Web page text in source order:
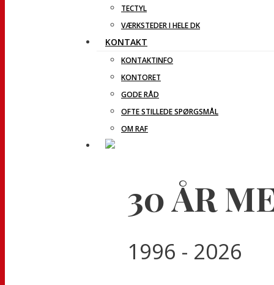
TECTYL
VÆRKSTEDER I HELE DK
KONTAKT
KONTAKTINFO
KONTORET
GODE RÅD
OFTE STILLEDE SPØRGSMÅL
OM RAF
30 ÅR
1996 - 2026